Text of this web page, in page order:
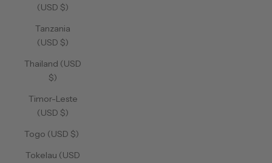
(USD $)
Tanzania
(USD $)
Thailand (USD
$)
Timor-Leste
(USD $)
Togo (USD $)
Tokelau (USD